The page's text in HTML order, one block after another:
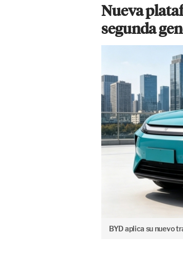
Nueva
segunda
BYD aplica su nuevo